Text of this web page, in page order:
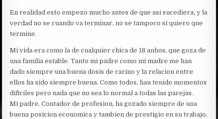
PAPA
En realidad esto empezo mucho antes de que asi sucediera, y la
verdad no se cuando va terminar, no se tampoco si quiero que
termine.
Mi vida era como la de cualquier chica de 18 anhos, que goza de
una familia estable. Tanto mi padre como mi madre me han
dado siempre una buena dosis de carino y la relacion entre
ellos ha sido siempre buena. Como todos, han tenido momentos
dificiles pero nada que no sea lo normal a todas las parejas.
Mi padre, Contador de profesion, ha gozado siempre de una
buena posicion economica y tambien de prestigio en su trabajo,